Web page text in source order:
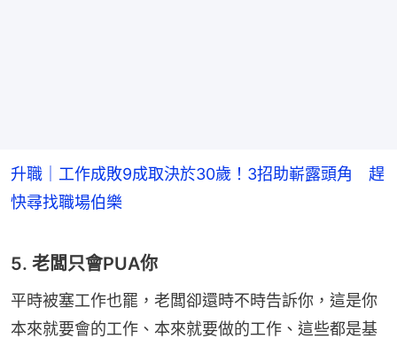
升職｜工作成敗9成取決於30歲！3招助嶄露頭角 趕
快尋找職場伯樂
5. 老闆只會PUA你
平時被塞工作也罷，老闆卻還時不時告訴你，這是你
本來就要會的工作、本來就要做的工作、這些都是基